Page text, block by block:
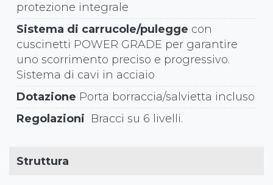
protezione integrale
Sistema di carrucole/pulegge con
cuscinetti POWER GRADE per garantire
uno scorrimento preciso e progressivo.
Sistema di cavi in acciaio
Dotazione Porta borraccia/salvietta incluso
Regolazioni Bracci su 6 livelli.
Struttura